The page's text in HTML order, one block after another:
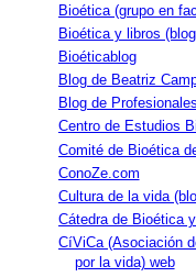
Bioética (grupo en
Bioética y libros
Bioéticablog
Blog de Beatriz
Blog de
Centro de Estudios
Comité de Bioética
ConoZe.com
Cultura de la vida
Cátedra de Bioética
CíViCa (Asociación
por la vida) web